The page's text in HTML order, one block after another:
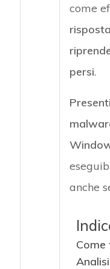
come
persi.
anche
Come